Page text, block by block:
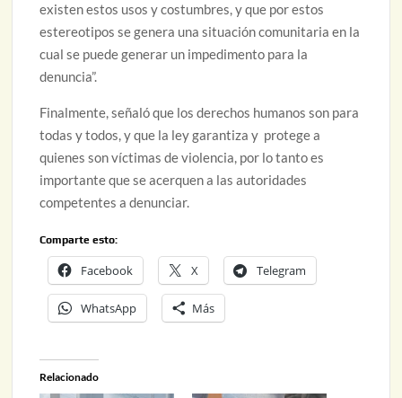
existen estos usos y costumbres, y que por estos
estereotipos se genera una situación comunitaria en la
cual se puede generar un impedimento para la
denuncia”.
Finalmente, señaló que los derechos humanos son para
todas y todos, y que la ley garantiza y protege a
quienes son víctimas de violencia, por lo tanto es
importante que se acerquen a las autoridades
competentes a denunciar.
Comparte esto:
Facebook X Telegram
WhatsApp Más
Relacionado